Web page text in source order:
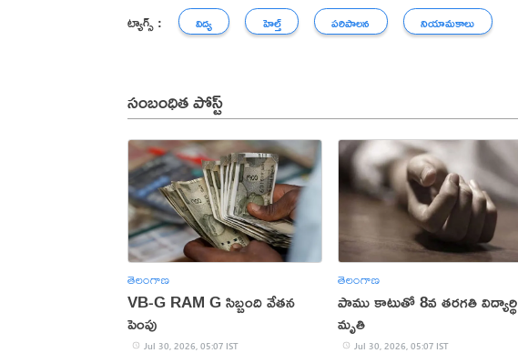
ట్యాగ్స్ : విద్య హెల్త్ పరిపాలన నియామకాలు
సంబంధిత పోస్ట్
తెలంగాణ
VB-G RAM G సిబ్బంది వేతన
పెంపు
Jul 30, 2026, 05:07 IST
తెలంగాణ
పాము కాటుతో 8వ తరగతి విద్యార్థి
మృతి
Jul 30, 2026, 05:07 IST